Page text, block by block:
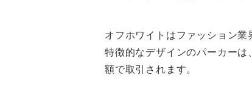
オフホワイトはファッション
特徴的なデザインのパーカー
額で取引されます。